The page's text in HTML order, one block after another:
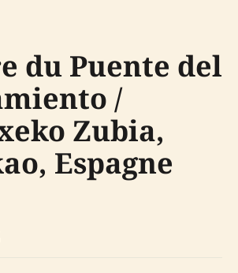
du Puente del
/
Zubia,
Espagne